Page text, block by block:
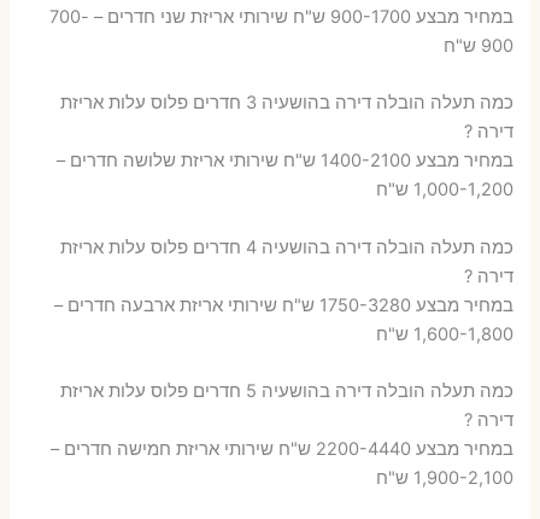
במחיר מבצע 900-1700 ש"ח שירותי אריזת שני חדרים – 700-
900 ש"ח
כמה תעלה הובלה דירה בהושעיה 3 חדרים פלוס עלות אריזת
דירה ?
במחיר מבצע 1400-2100 ש"ח שירותי אריזת שלושה חדרים –
1,000-1,200 ש"ח
כמה תעלה הובלה דירה בהושעיה 4 חדרים פלוס עלות אריזת
דירה ?
במחיר מבצע 1750-3280 ש"ח שירותי אריזת ארבעה חדרים –
1,600-1,800 ש"ח
כמה תעלה הובלה דירה בהושעיה 5 חדרים פלוס עלות אריזת
דירה ?
במחיר מבצע 2200-4440 ש"ח שירותי אריזת חמישה חדרים –
1,900-2,100 ש"ח